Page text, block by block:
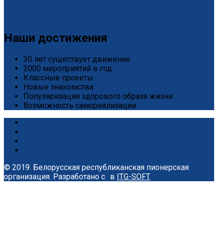
Наши достижения
30 лет существует движение
2000 мероприятий в год
Классные проекты
Новые знакомства
Популяризация здорового образа жизни
Возможность самореализации
© 2019. Белорусская республиканская пионерская
организация. Разработано с в ITG-SOFT